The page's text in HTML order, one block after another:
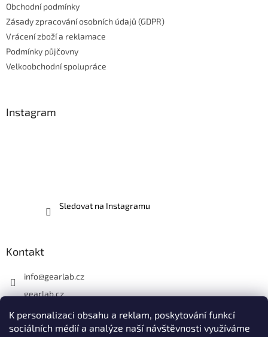
K personalizaci obsahu a reklam, poskytování funkcí
sociálních médií a analýze naší návštěvnosti využíváme
Obchodní podmínky
Zásady zpracování osobních údajů (GDPR)
Vrácení zboží a reklamace
Podmínky půjčovny
Velkoobchodní spolupráce
Instagram
Sledovat na Instagramu
Kontakt
info@gearlab.cz
gearlab.cz